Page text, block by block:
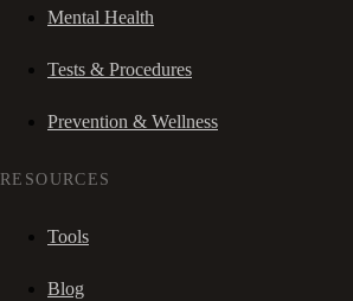
Mental Health
Tests & Procedures
Prevention & Wellness
RESOURCES
Tools
Blog